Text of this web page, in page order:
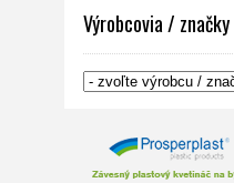
Výrobcovia / značky